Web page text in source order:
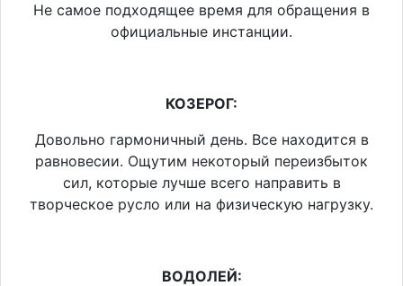
Не самое подходящее время для обращения в
официальные инстанции.
КОЗЕРОГ:
Довольно гармоничный день. Все находится в
равновесии. Ощутим некоторый переизбыток
сил, которые лучше всего направить в
творческое русло или на физическую нагрузку.
ВОДОЛЕЙ: